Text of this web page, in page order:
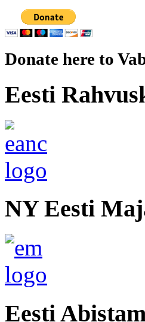
Donate here to
Eesti
NY Eesti
Eesti